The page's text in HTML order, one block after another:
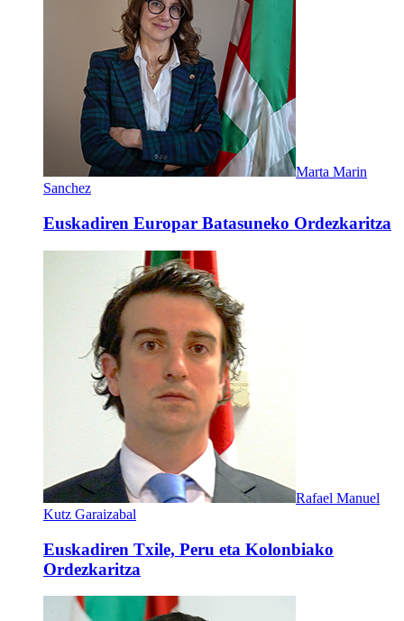
Marta Marin
Sanchez
Euskadiren Europar Batasuneko Ordezkaritza
Rafael Manuel
Kutz Garaizabal
Euskadiren Txile, Peru eta Kolonbiako
Ordezkaritza